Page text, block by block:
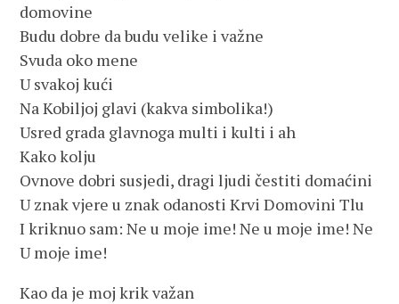
domovine
Budu dobre da budu velike i važne
Svuda oko mene
U svakoj kući
Na Kobiljoj glavi (kakva simbolika!)
Usred grada glavnoga multi i kulti i ah
Kako kolju
Ovnove dobri susjedi, dragi ljudi čestiti domaćini
U znak vjere u znak odanosti Krvi Domovini Tlu
I kriknuo sam: Ne u moje ime! Ne u moje ime! Ne
U moje ime!
Kao da je moj krik važan